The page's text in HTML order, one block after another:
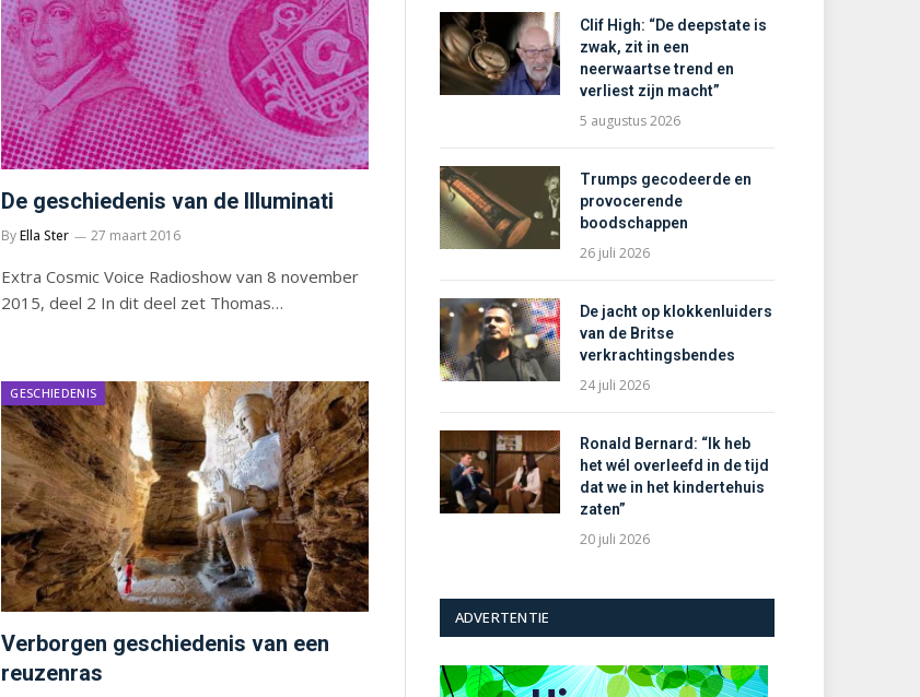
De geschiedenis van de Illuminati
ByElla Ster 27 maart 2016
Extra Cosmic Voice Radioshow van 8 november
2015, deel 2 In dit deel zet Thomas…
GESCHIEDENIS
Verborgen geschiedenis van een
reuzenras
Clif High: “De deepstate is
zwak, zit in een
neerwaartse trend en
verliest zijn macht”
5 augustus 2026
Trumps gecodeerde en
provocerende
boodschappen
26 juli 2026
De jacht op klokkenluiders
van de Britse
verkrachtingsbendes
24 juli 2026
Ronald Bernard: “Ik heb
het wél overleefd in de tijd
dat we in het kindertehuis
zaten”
20 juli 2026
ADVERTENTIE